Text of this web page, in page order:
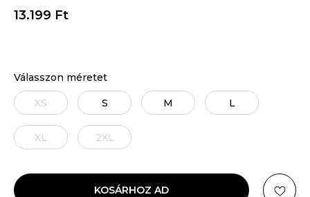
13.199 Ft
Válasszon méretet
XS S M L
XL 2XL
KOSÁRHOZ AD